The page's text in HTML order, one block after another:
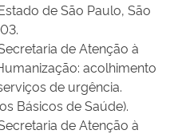
de São Paulo, São
de Atenção à
acolhimento
de urgência.
Básicos de Saúde).
de Atenção à